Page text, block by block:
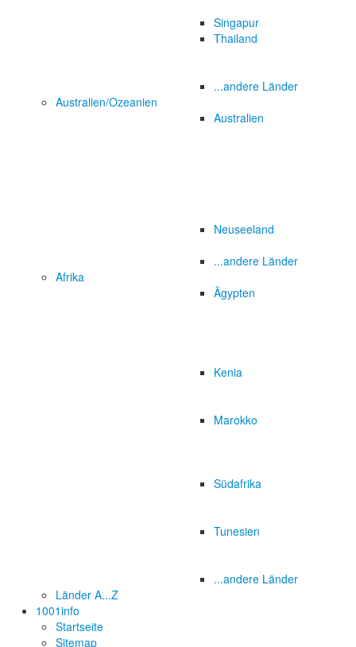
Singapur
Thailand
...andere Länder
Australien/Ozeanien
Australien
Neuseeland
...andere Länder
Afrika
Ägypten
Kenia
Marokko
Südafrika
Tunesien
...andere Länder
Länder A...Z
1001info
Startseite
Sitemap